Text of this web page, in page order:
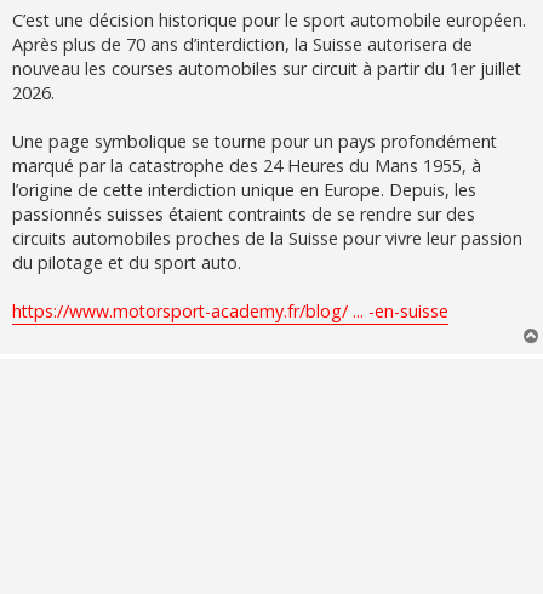
s
s
a
g
e
C’est une décision historique pour le sport automobile européen.
Après plus de 70 ans d’interdiction, la Suisse autorisera de
nouveau les courses automobiles sur circuit à partir du 1er juillet
2026.
Une page symbolique se tourne pour un pays profondément
marqué par la catastrophe des 24 Heures du Mans 1955, à
l’origine de cette interdiction unique en Europe. Depuis, les
passionnés suisses étaient contraints de se rendre sur des
circuits automobiles proches de la Suisse pour vivre leur passion
du pilotage et du sport auto.
https://www.motorsport-academy.fr/blog/ ... -en-suisse